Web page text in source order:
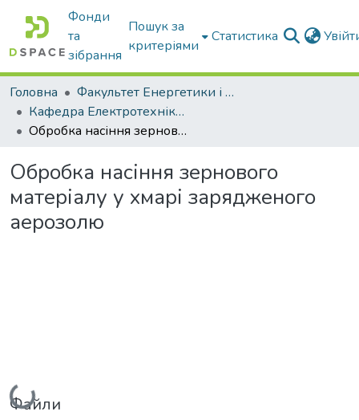
Фонди
та
зібрання
Пошук за
критеріями
Статистика
Головна
Факультет Енергетики і комп'ютерних технологій
Кафедра Електротехніки і електромеханіки ім. проф. В.В. Овчарова
Обробка насіння зернового матеріалу у хмарі зарядженого аерозолю
Обробка насіння зернового
матеріалу у хмарі зарядженого
аерозолю
Вантажиться...
Файли